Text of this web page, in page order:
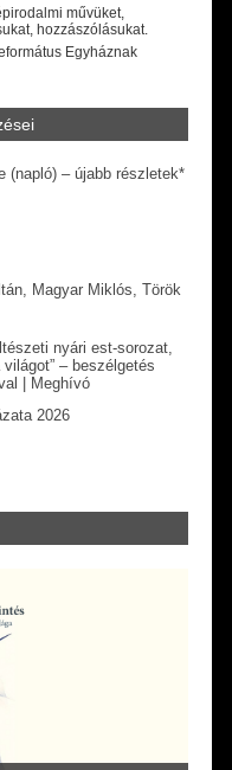
művüket,
hozzászólásukat.
Egyháznak
(napló) – újabb részletek*
Magyar Miklós, Török
nyári est-sorozat,
– beszélgetés
| Meghívó
2026